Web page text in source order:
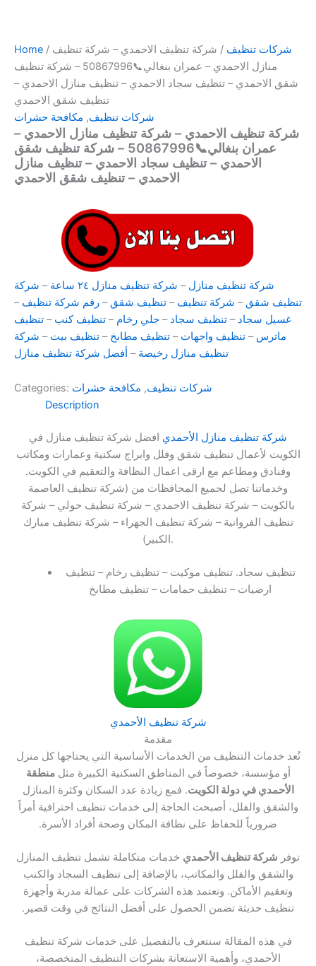
Home / شركات تنظيف / شركة تنظيف الاحمدي – شركة تنظيف
منازل الاحمدي – عمران بنغالي📞50867996 – شركة تنظيف
شقق الاحمدي – تنظيف سجاد الاحمدي – تنظيف منازل الاحمدي –
تنظيف شقق الاحمدي
شركات تنظيف, مكافحة حشرات
شركة تنظيف الاحمدي – شركة تنظيف منازل الاحمدي –
عمران بنغالي📞50867996 – شركة تنظيف شقق
الاحمدي – تنظيف سجاد الاحمدي – تنظيف منازل
الاحمدي – تنظيف شقق الاحمدي
شركة تنظيف منازل – شركة تنظيف منازل ٢٤ ساعة – شركة
تنظيف شقق– شركة تنظيف – تنظيف شقق– رقم شركة تنظيف –
غسيل سجاد – تنظيف سجاد – جلي رخام – تنظيف كنب – تنظيف
ماترس – تنظيف واجهات – تنظيف مطابخ – تنظيف بيت – شركة
تنظيف منازل رخيصة – أفضل شركة تنظيف منازل
Categories: شركات تنظيف, مكافحة حشرات
Description
شركة تنظيف منازل الأحمدي افضل شركة تنظيف منازل في
الكويت لأعمال تنظيف شقق وفلل وابراج سكنية وعمارات ومكاتب
وفنادق ومطاعم مع ارقى اعمال النظافة والتعقيم في الكويت.
وخدماتنا تصل لجميع المحافظات من (شركة تنظيف العاصمة
بالكويت – شركة تنظيف الاحمدي – شركة تنظيف حولي – شركة
تنظيف الفروانية – شركة تنظيف الجهراء – شركة تنظيف مبارك
الكبير).
تنظيف سجاد. تنظيف موكيت – تنظيف رخام – تنظيف
ارضيات – تنظيف حمامات – تنظيف مطابخ
شركة تنظيف الأحمدي
مقدمة
تُعد خدمات التنظيف من الخدمات الأساسية التي يحتاجها كل منزل
أو مؤسسة، خصوصاً في المناطق السكنية الكبيرة مثلمنطقة
الأحمدي في دولة الكويت. فمع زيادة عدد السكان وكثرة المنازل
والشقق والفلل، أصبحت الحاجة إلى خدمات تنظيف احترافية أمراً
ضرورياً للحفاظ على نظافة المكان وصحة أفراد الأسرة.
توفر شركة تنظيف الأحمدي خدمات متكاملة تشمل تنظيف المنازل
والشقق والفلل والمكاتب، بالإضافة إلى تنظيف السجاد والكنب
وتعقيم الأماكن. وتعتمد هذه الشركات على عمالة مدربة وأجهزة
تنظيف حديثة تضمن الحصول على أفضل النتائج في وقت قصير.
في هذه المقالة سنتعرف بالتفصيل على خدمات شركة تنظيف
الأحمدي، وأهمية الاستعانة بشركات التنظيف المتخصصة،